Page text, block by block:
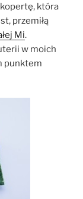
która
przemiłą
Mi.
w moich
punktem